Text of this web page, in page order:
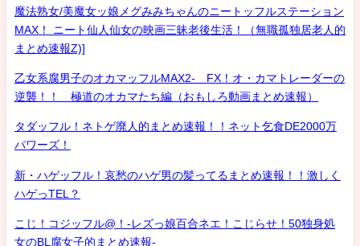
魔法熟女/美魔女ッ娘メグみみちゃんのニートッフルステーション
MAX！ ニート仙人仙女の映画三昧老後生活！（無職孤独居老人的
まとめ速報Z)]
乙女系腐男子のオカマッフルMAX2- FX！オ・カマトレーダーの
逆襲！！ 極道のオカマたち編（おもしろ動画まとめ速報）
タダッフル！ネトゲ廃人的まとめ速報！！ネット乞食DE2000万
パワーズ！
新・ハゲッフル！哀愁のハゲ男の髪ってるまとめ速報！！激しく
ハゲっTEL？
こじ！コジッフル@！-レズっ娘百合ネエ！こじらせ！50独身処
女のBL腐女子的まとめ速報-